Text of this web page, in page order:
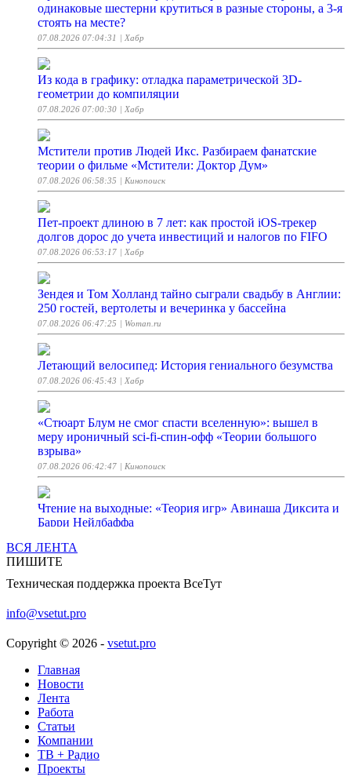
одинаковые шестерни крутиться в разные стороны, а 3-я
стоять на месте?
07.08.2026 07:04:31 | Хабр
Из кода в графику: отладка параметрической 3D-
геометрии до компиляции
07.08.2026 07:00:30 | Хабр
Мстители против Людей Икс. Разбираем фанатские
теории о фильме «Мстители: Доктор Дум»
07.08.2026 06:58:35 | Кинопоиск
Пет-проект длиною в 7 лет: как простой iOS-трекер
долгов дорос до учета инвестиций и налогов по FIFO
07.08.2026 06:53:17 | Хабр
Зендея и Том Холланд тайно сыграли свадьбу в Англии:
250 гостей, вертолеты и вечеринка у бассейна
07.08.2026 06:47:25 | Woman.ru
Летающий велосипед: История гениального безумства
07.08.2026 06:45:43 | Хабр
«Стюарт Блум не смог спасти вселенную»: вышел в
меру ироничный sci-fi-спин-офф «Теории большого
взрыва»
07.08.2026 06:42:47 | Кинопоиск
Чтение на выходные: «Теория игр» Авинаша Диксита и
Барри Нейлбаффа
Samsung представила новую флеш-память BV-NAND
V10 и zHBM для ИИ
07.08.2026 06:22:31
Ремастер Wolfenstein, геймплей Swords of Legends, анонс
Warrior Cats: Clans of the Forest…
07.08.2026 06:21:07
Планирование четвёртого поколения: почему списки
дел не работают
07.08.2026 06:13:26
ВСЯ ЛЕНТА
ПИШИТЕ
Техническая поддержка проекта ВсеТут
info@vsetut.pro
Copyright © 2026 - vsetut.pro
Главная
Новости
Лента
Работа
Статьи
Компании
ТВ + Радио
Проекты